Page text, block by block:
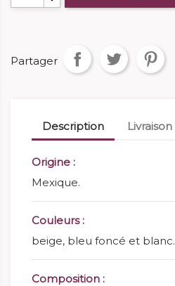
Partager
Description Livraison
Origine :
Mexique.
Couleurs :
beige, bleu foncé et blanc.
Composition :